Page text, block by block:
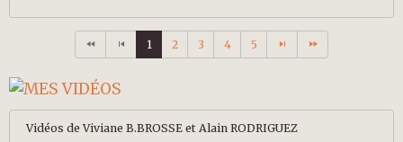
1 2 3 4 5
Vidéos de Viviane B.BROSSE et Alain RODRIGUEZ